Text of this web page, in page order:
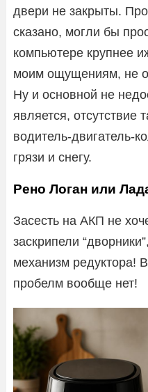
двери не закрыты.
сказано, могли бы
компьютере крупнее
моим ощущениям, не
Ну и основной не
является, отсутствие
водитель-двигатель-
грязи и снегу.
Рено Логан или
Засесть на АКП не
заскрипели
механизм редуктора!
пробелм вообще нет!